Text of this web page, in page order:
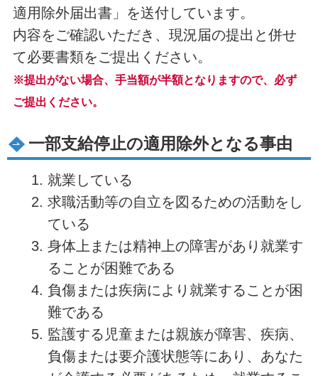
適用除外届出書」を送付しています。
内容をご確認いただき、現況届の提出と併せ
て必要書類をご提出ください。
※提出がない場合、手当額が半額となりますので、必ず
ご提出ください。
一部支給停止の適用除外となる事由
就業している
求職活動等の自立を図るための活動をし
ている
身体上または精神上の障害があり就業す
ることが困難である
負傷または疾病により就業することが困
難である
監護する児童または親族が障害、疾病、
負傷または要介護状態等にあり、あなた